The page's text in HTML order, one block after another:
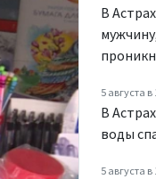
В
5 августа в
В
воды
5 августа в